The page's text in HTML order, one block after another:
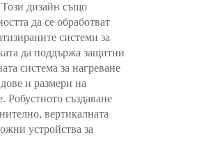
Този дизайн също
да се обработват
системи за
да поддържа защитни
система за нагреване
и размери на
създаване
вертикалната
устройства за